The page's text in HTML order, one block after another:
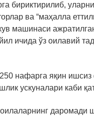
бириктирилиб,
ва “маҳалла
машинаси
йил ичида ўз оилавий
нафарга яқин
ускуналари каби
даромади